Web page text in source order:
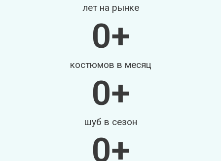
лет на рынке
костюмов в месяц
0+
шуб в сезон
0+
0+